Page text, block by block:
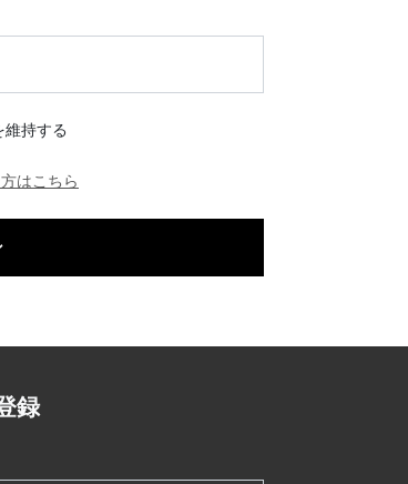
維持する
はこちら
録